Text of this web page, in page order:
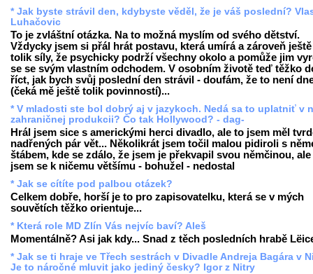
* Jak byste strávil den, kdybyste věděl, že je váš poslední?
Luhačovic
To je zvláštní otázka. Na to možná myslím od svého dětství.
Vždycky jsem si přál hrát postavu, která umírá a zároveň ještě
tolik síly, že psychicky podrží všechny okolo a pomůže jim
se se svým vlastním odchodem. V osobním životě teď těžko
říct, jak bych svůj poslední den strávil - doufám, že to není
(čeká mě ještě tolik povinností)...
* V mladosti ste bol dobrý aj v jazykoch. Nedá sa to uplatniť v
zahraničnej produkcii? Čo tak Hollywood? - dag-
Hrál jsem sice s americkými herci divadlo, ale to jsem měl
nadřených pár vět... Několikrát jsem točil malou pidiroli s
štábem, kde se zdálo, že jsem je překvapil svou němčinou,
jsem se k ničemu většímu - bohužel - nedostal
* Jak se cítíte pod palbou otázek?
Celkem dobře, horší je to pro zapisovatelku, která se v mých
souvětích těžko orientuje...
* Která role MD Zlín Vás nejvíc baví? Aleš
Momentálně? Asi jak kdy... Snad z těch posledních hrabě
* Jak se ti hraje ve Třech sestrách v Divadle Andreja Bagára v
Je to náročné mluvit jako jediný česky? Igor z Nitry